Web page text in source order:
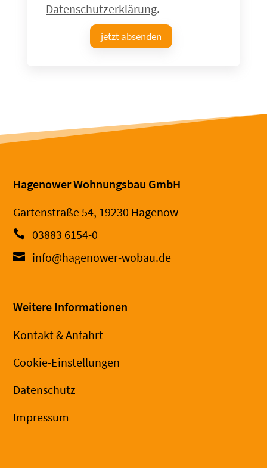
Datenschutzerklärung.
jetzt absenden
Hagenower Wohnungsbau GmbH
Gartenstraße 54, 19230 Hagenow
03883 6154-0
info@hagenower-wobau.de
Weitere Informationen
Kontakt & Anfahrt
Cookie-Einstellungen
Datenschutz
Impressum